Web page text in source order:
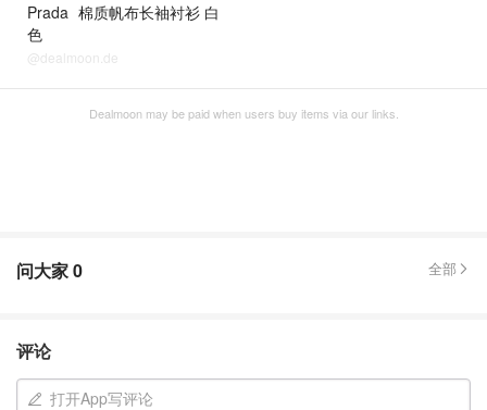
Prada 棉质帆布长袖衬衫 白
色
@dealmoon.de
Dealmoon may be paid when users buy items via our links.
问大家0 全部
评论
打开App写评论